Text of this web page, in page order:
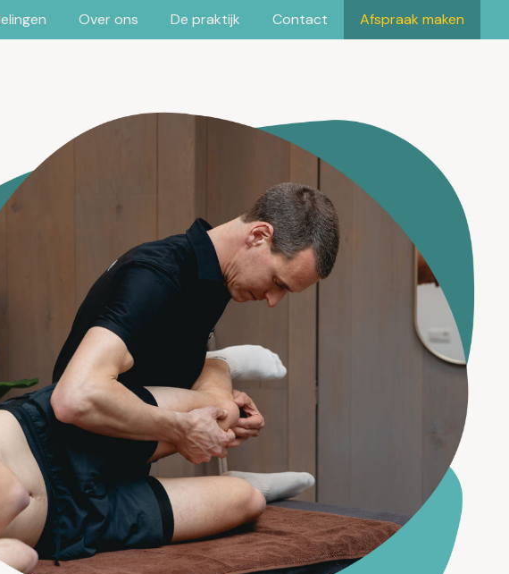
Over ons De praktijk Contact Afspraak maken